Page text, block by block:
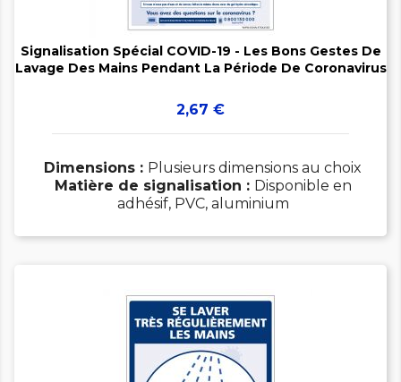
Signalisation Spécial COVID-19 - Les Bons Gestes De
Lavage Des Mains Pendant La Période De Coronavirus
Prix
2,67 €
Dimensions : Plusieurs dimensions au choix
Matière de signalisation : Disponible en
adhésif, PVC, aluminium